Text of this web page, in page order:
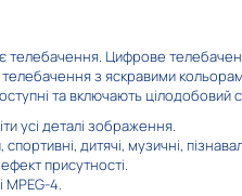
M1
Цифрове
телебачення з яскравими
та включають
усі деталі зображення.
дитячі, музичні,
присутності.
MPEG-4.